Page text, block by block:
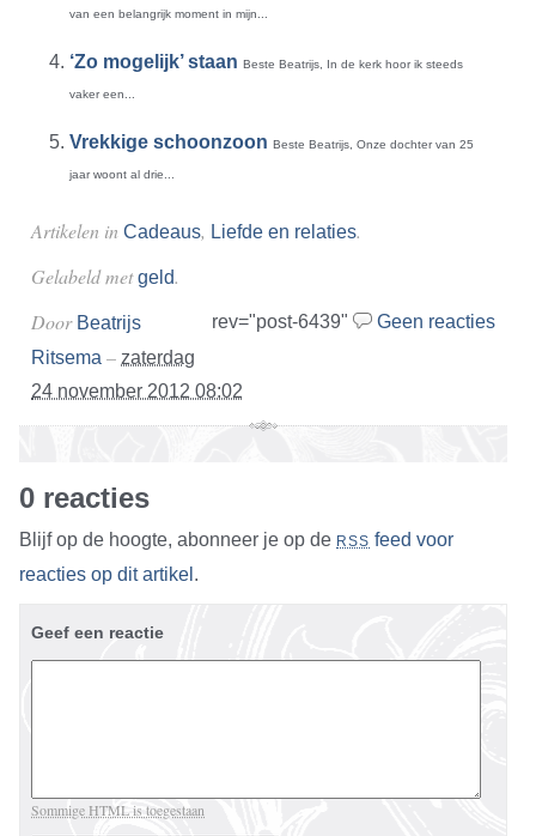
van een belangrijk moment in mijn...
‘Zo mogelijk’ staan Beste Beatrijs, In de kerk hoor ik steeds
vaker een...
Vrekkige schoonzoon Beste Beatrijs, Onze dochter van 25
jaar woont al drie...
Artikelen in Cadeaus, Liefde en relaties.
Gelabeld metgeld.
rev="post-6439" Geen reacties
Door Beatrijs
Ritsema – zaterdag
24 november 2012 08:02
0 reacties
Blijf op de hoogte, abonneer je op de RSS feed voor
reacties op dit artikel .
Geef een reactie
Sommige HTML is toegestaan